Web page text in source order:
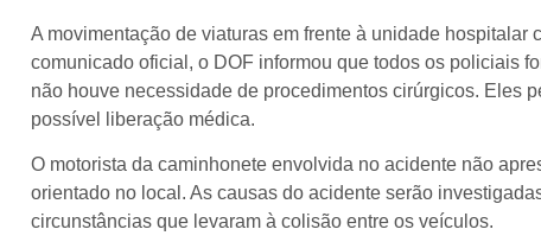
A movimentação de viaturas em frente à unidade hospitalar
comunicado oficial, o DOF informou que todos os policiais
não houve necessidade de procedimentos cirúrgicos. Eles
possível liberação médica.
O motorista da caminhonete envolvida no acidente não
orientado no local. As causas do acidente serão
circunstâncias que levaram à colisão entre os veículos.